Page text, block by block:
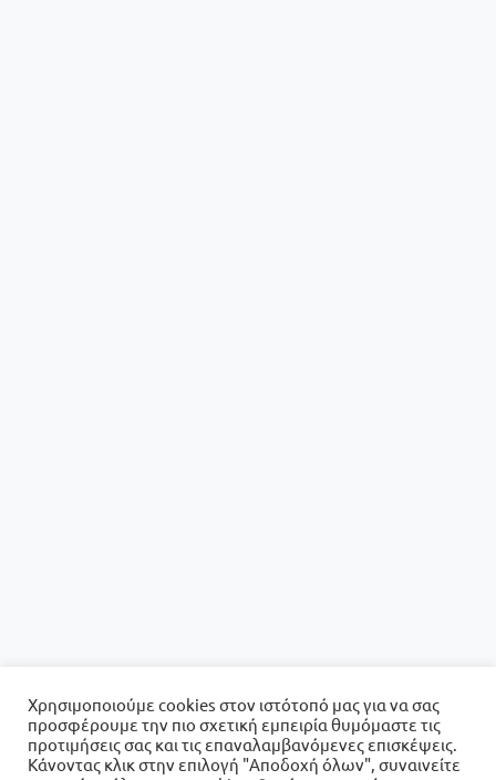
Χρησιμοποιούμε cookies στον ιστότοπό μας για να σας
προσφέρουμε την πιο σχετική εμπειρία θυμόμαστε τις
προτιμήσεις σας και τις επαναλαμβανόμενες επισκέψεις.
Κάνοντας κλικ στην επιλογή "Αποδοχή όλων", συναινείτε